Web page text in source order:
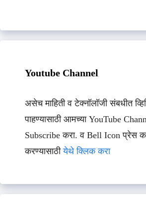
Youtube Channel
असेच माहिती व टेक्नॉलॉजी संबधीत
पाहण्यासाठी आमच्या YouTube
Subscribe करा. व Bell Icon प्रेस
करण्यासाठीयेथे क्लिक करा